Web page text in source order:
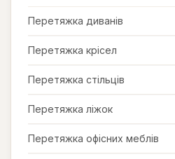
Перетяжка диванів
Перетяжка крісел
Перетяжка стільців
Перетяжка ліжок
Перетяжка офісних меблів